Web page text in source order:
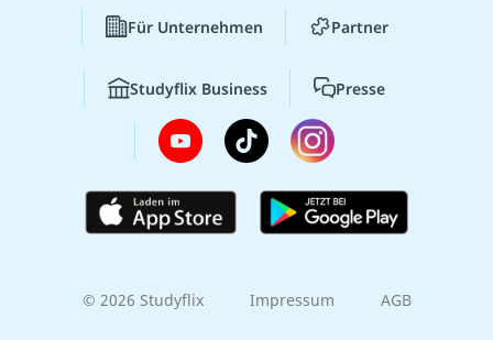
Für Unternehmen Partner
Studyflix Business Presse
© 2026 Studyflix Impressum AGB